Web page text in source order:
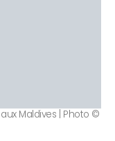
Maldives | Photo ©